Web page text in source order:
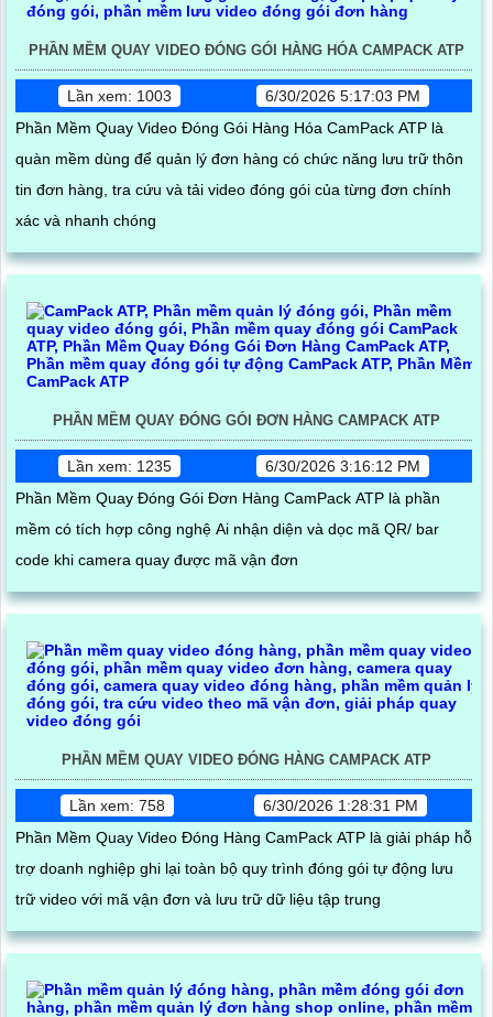
PHẦN MỀM QUAY VIDEO ĐÓNG GÓI HÀNG HÓA CAMPACK ATP
Lần xem: 1003
6/30/2026 5:17:03 PM
Phần Mềm Quay Video Đóng Gói Hàng Hóa CamPack ATP là
quàn mềm dùng để quản lý đơn hàng có chức năng lưu trữ thôn
tin đơn hàng, tra cứu và tải video đóng gói của từng đơn chính
xác và nhanh chóng
PHẦN MỀM QUAY ĐÓNG GÓI ĐƠN HÀNG CAMPACK ATP
Lần xem: 1235
6/30/2026 3:16:12 PM
Phần Mềm Quay Đóng Gói Đơn Hàng CamPack ATP là phần
mềm có tích hợp công nghệ Ai nhận diện và dọc mã QR/ bar
code khi camera quay được mã vận đơn
PHẦN MỀM QUAY VIDEO ĐÓNG HÀNG CAMPACK ATP
Lần xem: 758
6/30/2026 1:28:31 PM
Phần Mềm Quay Video Đóng Hàng CamPack ATP là giải pháp hỗ
trợ doanh nghiệp ghi lại toàn bộ quy trình đóng gói tự động lưu
trữ video với mã vận đơn và lưu trữ dữ liệu tập trung